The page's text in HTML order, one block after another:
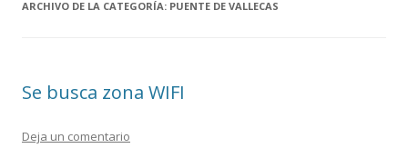
ARCHIVO DE LA CATEGORÍA: PUENTE DE VALLECAS
Se busca zona WIFI
Deja un comentario